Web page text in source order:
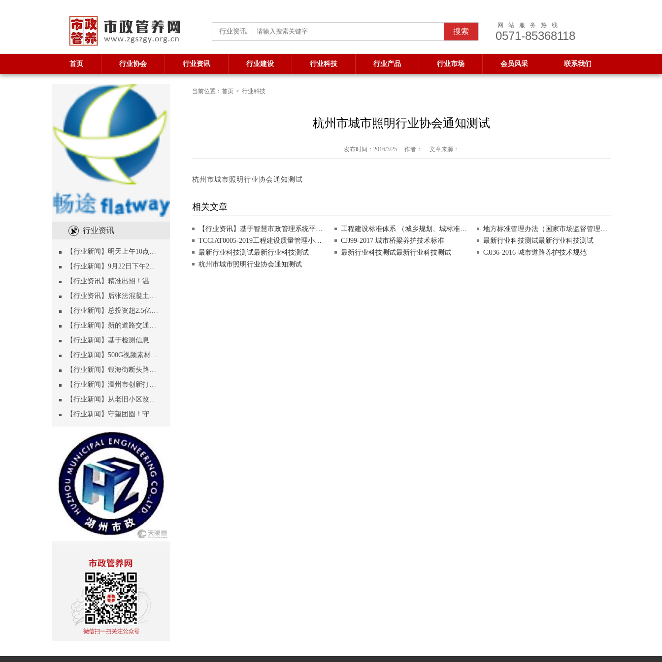
行业资讯
网站服务热线
0571-85368118
首页 行业协会 行业资讯 行业建设 行业科技 行业产品 行业市场 会员风采 联系我们
行业资讯
【行业新闻】明天上午10点，空港高架路、空港大道开通试运行！出行攻略收好
【行业新闻】9月22日下午2点，杭州地铁19号线上线，516公里线网贯通！
【行业资讯】精准出招！温州为道路开挖、桥梁保护、井盖设置“定规矩”
【行业资讯】后张法混凝土桥梁的维修与养护
【行业新闻】总投资超2.5亿！北部新城核心区这条重要道路开工，工期1年
【行业新闻】新的道路交通标志来了
【行业新闻】基于检测信息的既有桥梁性能退化评估
【行业新闻】500G视频素材、9万张照片，新彭埠大桥的1000天
【行业新闻】银海街断头路有最新消息！下沙多条道路换新颜！
【行业新闻】温州市创新打造“智慧排水”新城建应用样板 探索异地可推广可借鉴可复制模式
【行业新闻】从老旧小区改造到未来社区！党建统领力往一处使，人民共享幸福好家园
【行业新闻】守望团圆！守护平安！
当前位置： 首页 > 行业科技
杭州市城市照明行业协会通知测试
发布时间：2016/3/25 作者： 文章来源：
杭州市城市照明行业协会通知测试
相关文章
【行业资讯】基于智慧市政管理系统平台的管养新模式探讨 工程建设标准体系 （城乡规划、城标准镇建设、房屋建筑部分）
地方标准管理办法（国家市场监督管理总局令第26号）
TCCIAT0005-2019工程建设质量管理小组活动导则
CJJ99-2017 城市桥梁养护技术标准
最新行业科技测试最新行业科技测试
最新行业科技测试最新行业科技测试
最新行业科技测试最新行业科技测试
CJJ36-2016 城市道路养护技术规范
杭州市城市照明行业协会通知测试